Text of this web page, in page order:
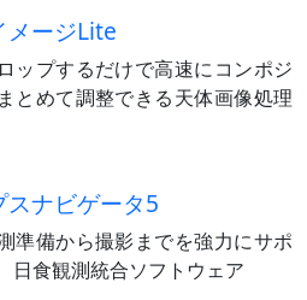
メージLite
ップするだけで高速にコンポジ
とめて調整できる天体画像処理
スナビゲータ5
準備から撮影までを強力にサポ
日食観測統合ソフトウェア